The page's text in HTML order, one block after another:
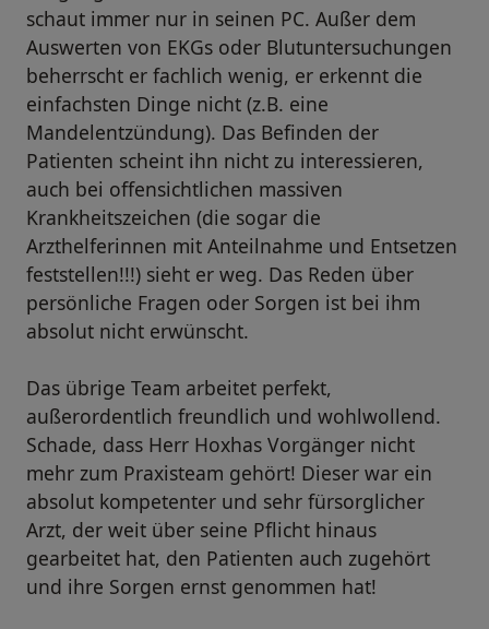
schaut immer nur in seinen PC. Außer dem
Auswerten von EKGs oder Blutuntersuchungen
beherrscht er fachlich wenig, er erkennt die
einfachsten Dinge nicht (z.B. eine
Mandelentzündung). Das Befinden der
Patienten scheint ihn nicht zu interessieren,
auch bei offensichtlichen massiven
Krankheitszeichen (die sogar die
Arzthelferinnen mit Anteilnahme und Entsetzen
feststellen!!!) sieht er weg. Das Reden über
persönliche Fragen oder Sorgen ist bei ihm
absolut nicht erwünscht.
Das übrige Team arbeitet perfekt,
außerordentlich freundlich und wohlwollend.
Schade, dass Herr Hoxhas Vorgänger nicht
mehr zum Praxisteam gehört! Dieser war ein
absolut kompetenter und sehr fürsorglicher
Arzt, der weit über seine Pflicht hinaus
gearbeitet hat, den Patienten auch zugehört
und ihre Sorgen ernst genommen hat!